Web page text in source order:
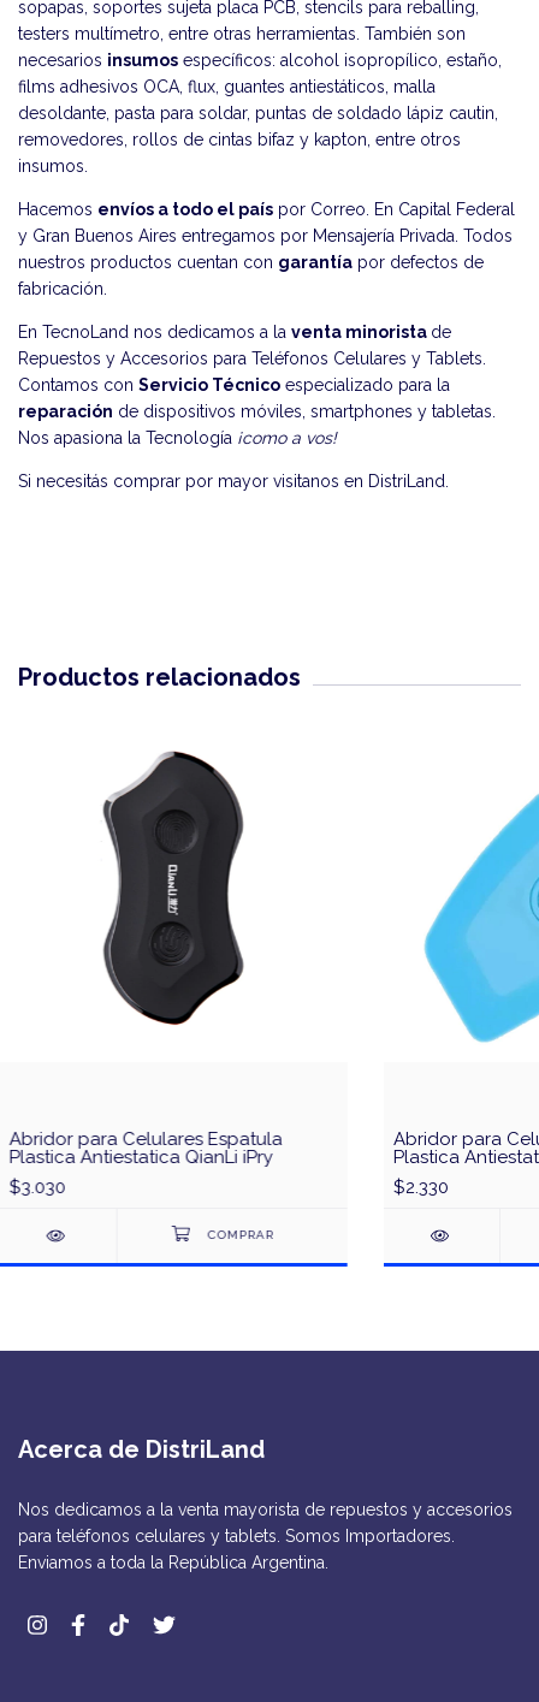
sopapas, soportes sujeta placa PCB, stencils para reballing,
testers multímetro, entre otras herramientas. También son
necesarios insumos específicos: alcohol isopropílico, estaño,
films adhesivos OCA, flux, guantes antiestáticos, malla
desoldante, pasta para soldar, puntas de soldado lápiz cautin,
removedores, rollos de cintas bifaz y kapton, entre otros
insumos.
Hacemos envíos a todo el país por Correo. En Capital Federal
y Gran Buenos Aires entregamos por Mensajería Privada. Todos
nuestros productos cuentan con garantía por defectos de
fabricación.
En TecnoLand nos dedicamos a la venta minorista de
Repuestos y Accesorios para Teléfonos Celulares y Tablets.
Contamos con Servicio Técnico especializado para la
reparación de dispositivos móviles, smartphones y tabletas.
Nos apasiona la Tecnología ¡como a vos!
Si necesitás comprar por mayor visitanos en DistriLand
Productos relacionados
Abridor para Celulares Espatula
Plastica Antiestatica QianLi iPry
$3.030
Abridor para
Plastica
$2.330
Acerca de DistriLand
Nos dedicamos a la venta mayorista de repuestos y accesorios
para teléfonos celulares y tablets. Somos Importadores.
Enviamos a toda la República Argentina.